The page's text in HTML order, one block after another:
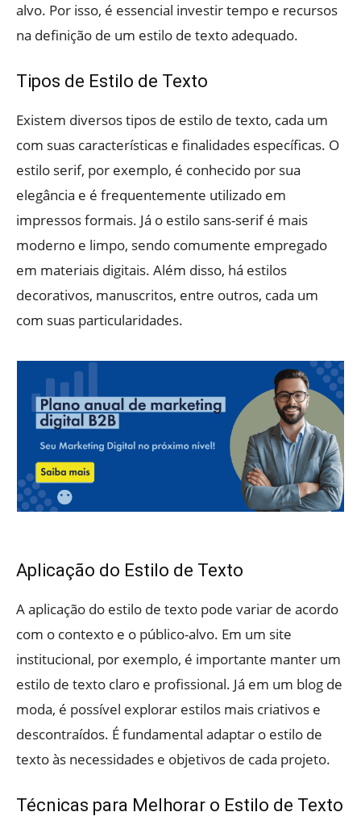
alvo. Por isso, é essencial investir tempo e recursos
na definição de um estilo de texto adequado.
Tipos de Estilo de Texto
Existem diversos tipos de estilo de texto, cada um
com suas características e finalidades específicas. O
estilo serif, por exemplo, é conhecido por sua
elegância e é frequentemente utilizado em
impressos formais. Já o estilo sans-serif é mais
moderno e limpo, sendo comumente empregado
em materiais digitais. Além disso, há estilos
decorativos, manuscritos, entre outros, cada um
com suas particularidades.
Aplicação do Estilo de Texto
A aplicação do estilo de texto pode variar de acordo
com o contexto e o público-alvo. Em um site
institucional, por exemplo, é importante manter um
estilo de texto claro e profissional. Já em um blog de
moda, é possível explorar estilos mais criativos e
descontraídos. É fundamental adaptar o estilo de
texto às necessidades e objetivos de cada projeto.
Técnicas para Melhorar o Estilo de Texto